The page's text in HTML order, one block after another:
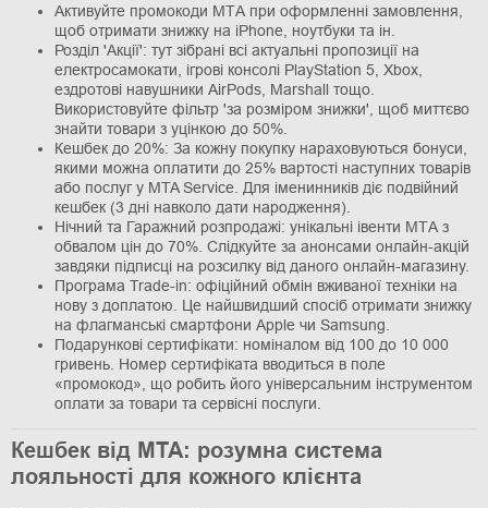
Активуйте промокоди МТА при оформленні замовлення,
щоб отримати знижку на iPhone, ноутбуки та ін.
Розділ 'Акції': тут зібрані всі актуальні пропозиції на
електросамокати, ігрові консолі PlayStation 5, Xbox,
ездротові навушники AirPods, Marshall тощо.
Використовуйте фільтр 'за розміром знижки', щоб миттєво
знайти товари з уцінкою до 50%.
Кешбек до 20%: За кожну покупку нараховуються бонуси,
якими можна оплатити до 25% вартості наступних товарів
або послуг у MTA Service. Для іменинників діє подвійний
кешбек (3 дні навколо дати народження).
Нічний та Гаражний розпродажі: унікальні івенти МТА з
обвалом цін до 70%. Слідкуйте за анонсами онлайн-акцій
завдяки підписці на розсилку від даного онлайн-магазину.
Програма Trade-in: офіційний обмін вживаної техніки на
нову з доплатою. Це найшвидший спосіб отримати знижку
на флагманські смартфони Apple чи Samsung.
Подарункові сертифікати: номіналом від 100 до 10 000
гривень. Номер сертифіката вводиться в поле
«промокод», що робить його універсальним інструментом
оплати за товари та сервісні послуги.
Кешбек від МТА: розумна система
лояльності для кожного клієнта